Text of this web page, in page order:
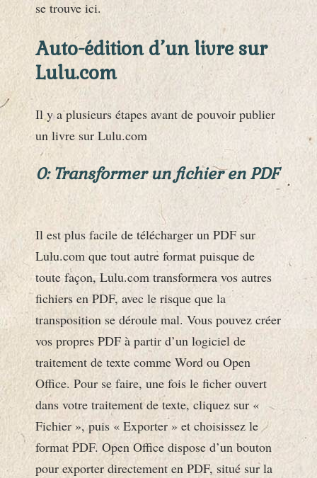
se trouve ici.
Auto-édition d’un livre sur
Lulu.com
Il y a plusieurs étapes avant de pouvoir publier
un livre sur Lulu.com
0: Transformer un fichier en PDF
Il est plus facile de télécharger un PDF sur
Lulu.com que tout autre format puisque de
toute façon, Lulu.com transformera vos autres
fichiers en PDF, avec le risque que la
transposition se déroule mal. Vous pouvez créer
vos propres PDF à partir d’un logiciel de
traitement de texte comme Word ou Open
Office. Pour se faire, une fois le ficher ouvert
dans votre traitement de texte, cliquez sur «
Fichier », puis « Exporter » et choisissez le
format PDF. Open Office dispose d’un bouton
pour exporter directement en PDF, situé sur la